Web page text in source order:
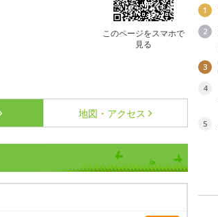
このページをスマホで
見る
地図・アクセス
1
2
3
4
5